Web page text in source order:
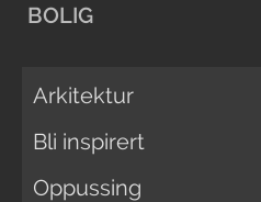
BOLIG
Arkitektur
Bli inspirert
Oppussing